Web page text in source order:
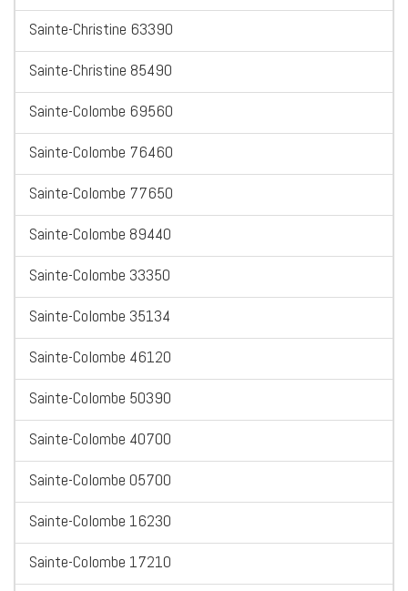
Sainte-Christine 63390
Sainte-Christine 85490
Sainte-Colombe 69560
Sainte-Colombe 76460
Sainte-Colombe 77650
Sainte-Colombe 89440
Sainte-Colombe 33350
Sainte-Colombe 35134
Sainte-Colombe 46120
Sainte-Colombe 50390
Sainte-Colombe 40700
Sainte-Colombe 05700
Sainte-Colombe 16230
Sainte-Colombe 17210